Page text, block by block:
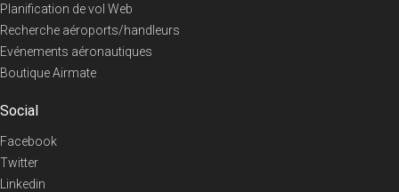
Planification de vol Web
Recherche aéroports/handleurs
Evénements aéronautiques
Boutique Airmate
Social
Facebook
Twitter
Linkedin